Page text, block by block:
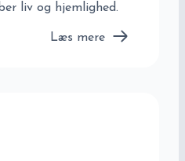
liv og hjemlighed.
Læs mere